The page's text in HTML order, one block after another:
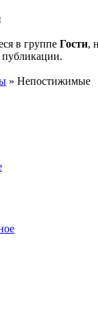
в группе Гости,
» Непостижимые